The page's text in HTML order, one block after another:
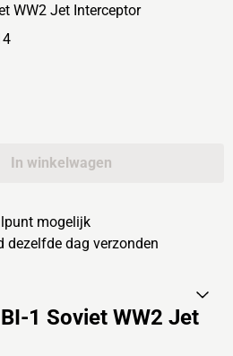
WW2 Jet Interceptor
In winkelwagen
mogelijk
dezelfde dag verzonden
1 Soviet WW2 Jet